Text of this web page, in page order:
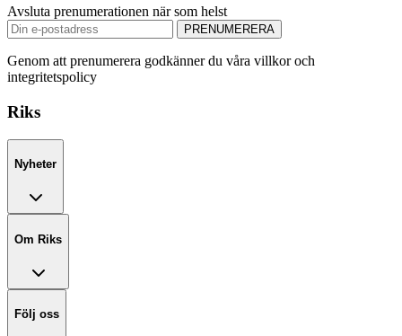
Avsluta prenumerationen när som helst
PRENUMERERA
Genom att prenumerera godkänner du våra villkor och
integritetspolicy
Riks
Nyheter
Om Riks
Följ oss